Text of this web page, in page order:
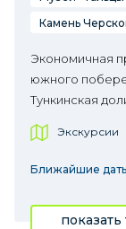
Камень
Экономичная
южного
Тункинская
Экскурсии
Ближайшие
показать